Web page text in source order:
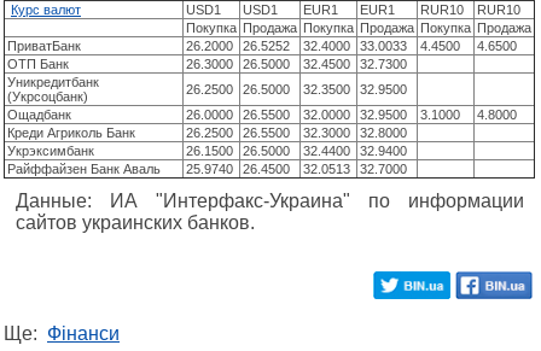
Курс валют USD1 USD1 EUR1 EUR1 RUR10
RUR10
Покупка Продажа Покупка Продажа Покупка Продажа
ПриватБанк
26.2000 26.5252 32.4000 33.0033 4.4500
4.6500
ОТП Банк
26.3000 26.5000 32.4500
32.7300
Уникредитбанк
(Укрсоцбанк)
26.2500 26.5000 32.3500
32.9500
Ощадбанк
26.0000 26.5500 32.0000 32.9500 3.1000
4.8000
Креди Агриколь Банк
26.2500 26.5500 32.3000
32.8000
Укрэксимбанк
26.1500 26.5000 32.4400
32.9400
Райффайзен Банк Аваль
25.9740 26.4500 32.0513 32.7000
Данные: ИА "Интерфакс-Украина" по информации
сайтов украинских банков.
Ще: Фінанси